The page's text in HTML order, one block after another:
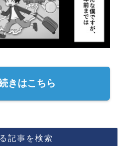
きはこちら
記事を検索